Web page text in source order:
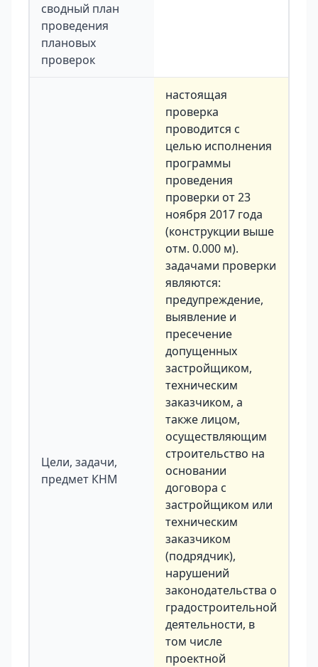
сводный план
проведения
плановых
проверок
Цели, задачи,
предмет КНМ
настоящая
проверка
проводится с
целью исполнения
программы
проведения
проверки от 23
ноября 2017 года
(конструкции выше
отм. 0.000 м).
задачами проверки
являются:
предупреждение,
выявление и
пресечение
допущенных
застройщиком,
техническим
заказчиком, а
также лицом,
осуществляющим
строительство на
основании
договора с
застройщиком или
техническим
заказчиком
(подрядчик),
нарушений
законодательства о
градостроительной
деятельности, в
том числе
проектной